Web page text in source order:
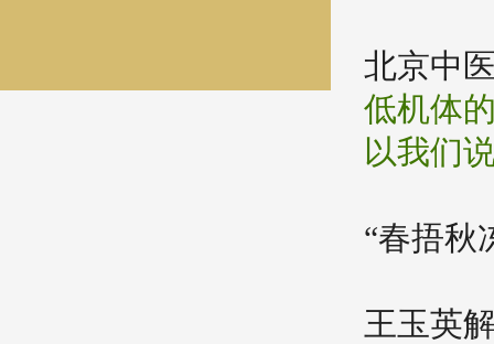
北京中
低机体
以我们
“春捂秋
王玉英